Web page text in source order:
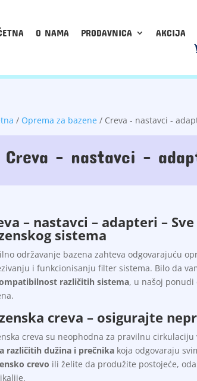
O NAMA PRODAVNICA AKCIJA
/ Oprema za bazene/ Creva - nastavci -
Creva - nastavci -
– nastavci – adapteri –
sistema
održavanje bazena zahteva odgovarajuću
i funkcionisanju filter sistema. Bilo da
različitih sistema, u našoj ponudi
creva – osigurajte
creva su neophodna za pravilnu
različitih dužina i prečnikakoja odgovaraju
crevo ili želite da produžite postojeće,